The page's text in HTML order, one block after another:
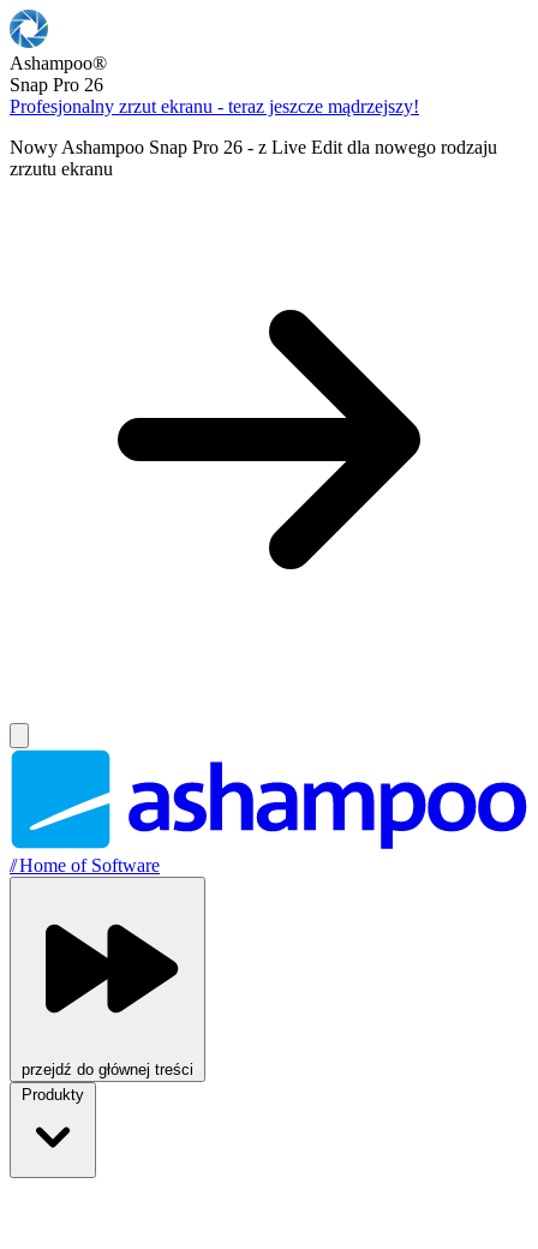
Ashampoo®
Snap Pro 26
Profesjonalny zrzut ekranu - teraz jeszcze mądrzejszy!
Nowy Ashampoo Snap Pro 26 - z Live Edit dla nowego rodzaju
zrzutu ekranu
//Home of Software
przejdź do głównej treści
Produkty